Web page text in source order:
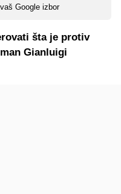
Google izbor
šta je protiv
Gianluigi